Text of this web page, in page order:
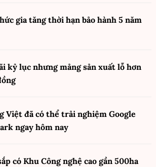
gia tăng thời hạn bảo hành 5 năm
kỷ lục nhưng mảng sản xuất lỗ hơn
Việt đã có thể trải nghiệm Google
ngay hôm nay
có Khu Công nghệ cao gần 500ha